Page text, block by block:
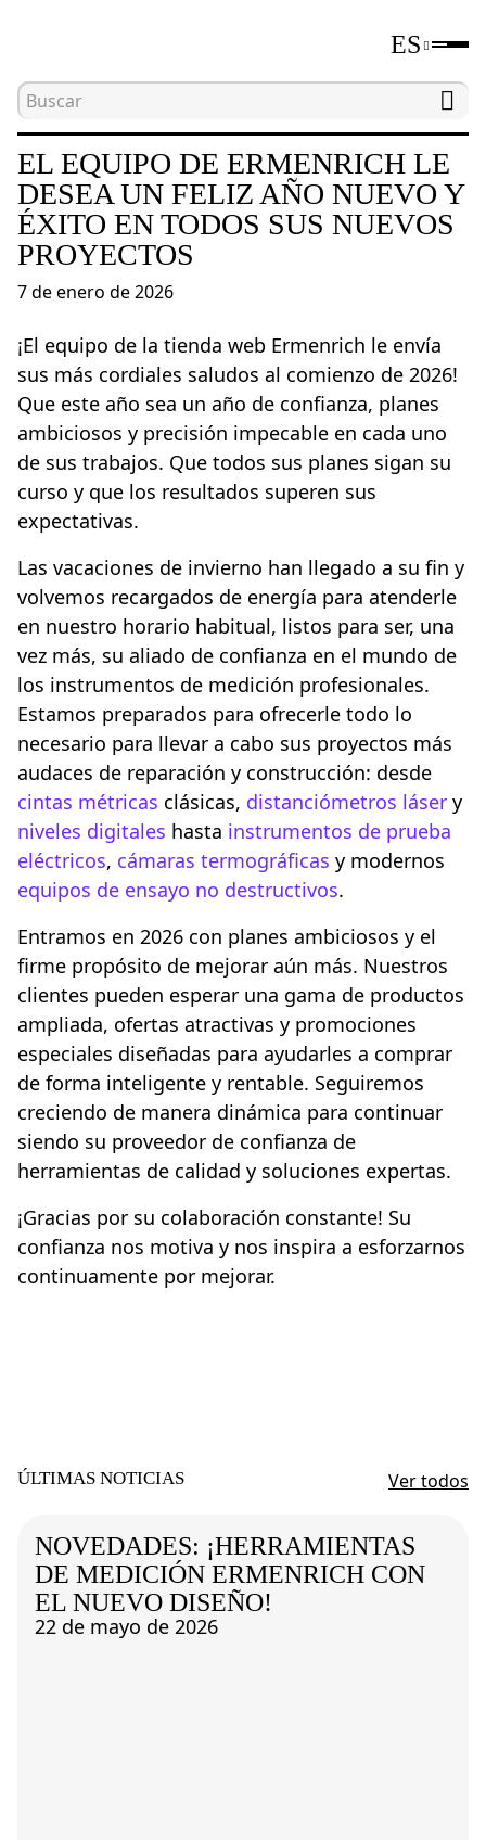
ES
Inicio El equipo de Ermenrich le
EL EQUIPO DE ERMENRICH LE
DESEA UN FELIZ AÑO NUEVO Y
ÉXITO EN TODOS SUS NUEVOS
PROYECTOS
7 de enero de 2026
¡El equipo de la tienda web Ermenrich le envía
sus más cordiales saludos al comienzo de 2026!
Que este año sea un año de confianza, planes
ambiciosos y precisión impecable en cada uno
de sus trabajos. Que todos sus planes sigan su
curso y que los resultados superen sus
expectativas.
Las vacaciones de invierno han llegado a su fin y
volvemos recargados de energía para atenderle
en nuestro horario habitual, listos para ser, una
vez más, su aliado de confianza en el mundo de
los instrumentos de medición profesionales.
Estamos preparados para ofrecerle todo lo
necesario para llevar a cabo sus proyectos más
audaces de reparación y construcción: desde
cintas métricas clásicas, distanciómetros láser y
niveles digitales hasta instrumentos de prueba
eléctricos, cámaras termográficas y modernos
equipos de ensayo no destructivos.
Entramos en 2026 con planes ambiciosos y el
firme propósito de mejorar aún más. Nuestros
clientes pueden esperar una gama de productos
ampliada, ofertas atractivas y promociones
especiales diseñadas para ayudarles a comprar
de forma inteligente y rentable. Seguiremos
creciendo de manera dinámica para continuar
siendo su proveedor de confianza de
herramientas de calidad y soluciones expertas.
¡Gracias por su colaboración constante! Su
confianza nos motiva y nos inspira a esforzarnos
continuamente por mejorar.
ÚLTIMAS NOTICIAS Ver todos